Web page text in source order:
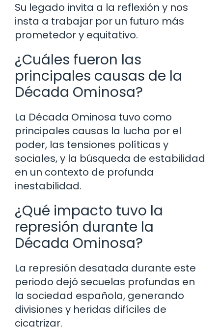
Su legado invita a la reflexión y nos
insta a trabajar por un futuro más
prometedor y equitativo.
¿Cuáles fueron las
principales causas de la
Década Ominosa?
La Década Ominosa tuvo como
principales causas la lucha por el
poder, las tensiones políticas y
sociales, y la búsqueda de estabilidad
en un contexto de profunda
inestabilidad.
¿Qué impacto tuvo la
represión durante la
Década Ominosa?
La represión desatada durante este
periodo dejó secuelas profundas en
la sociedad española, generando
divisiones y heridas difíciles de
cicatrizar.